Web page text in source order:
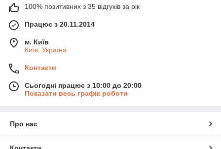
100% позитивних з 35 відгуків за рік
Працює з 20.11.2014
м. Київ
Київ, Україна
Контакти
Сьогодні працює з 10:00 до 20:00
Показати весь графік роботи
Про нас